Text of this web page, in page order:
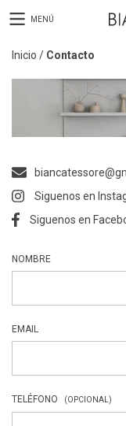
MENÚ
Inicio / Contacto
Siguenos en
Siguenos en
NOMBRE
EMAIL
TELÉFONO (OPCIONAL)